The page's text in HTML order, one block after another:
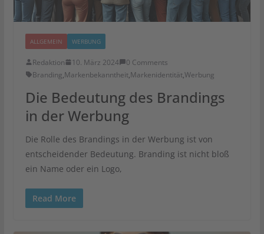
ALLGEMEIN WERBUNG
Redaktion 10. März 2024
0 Comments
Branding,Markenbekanntheit,Markenidentität,Werbung
Die Bedeutung des Brandings
in der Werbung
Die Rolle des Brandings in der Werbung ist von
entscheidender Bedeutung. Branding ist nicht bloß
ein Name oder ein Logo,
Read More